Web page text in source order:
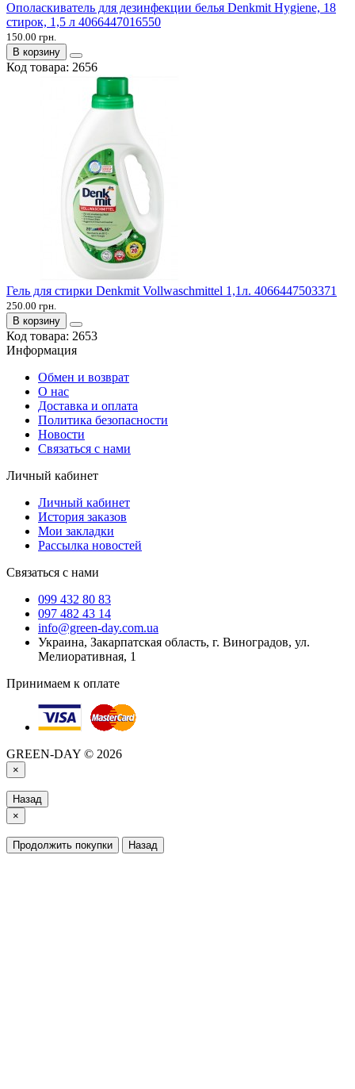
Ополаскиватель для дезинфекции белья Denkmit Hygiene, 18
стирок, 1,5 л 4066447016550
150.00 грн.
В корзину
Код товара: 2656
Гель для стирки Denkmit Vollwaschmittel 1,1л. 4066447503371
250.00 грн.
В корзину
Код товара: 2653
Информация
Обмен и возврат
О нас
Доставка и оплата
Политика безопасности
Новости
Связаться с нами
Личный кабинет
Личный кабинет
История заказов
Мои закладки
Рассылка новостей
Связаться с нами
099 432 80 83
097 482 43 14
info@green-day.com.ua
Украина, Закарпатская область, г. Виноградов, ул.
Мелиоративная, 1
Принимаем к оплате
GREEN-DAY © 2026
×
Назад
×
Продолжить покупки Назад